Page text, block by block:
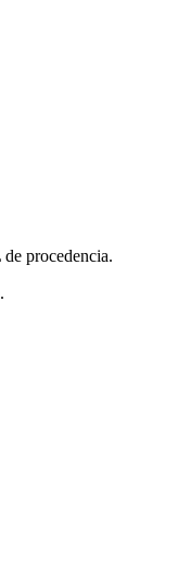
procedencia.